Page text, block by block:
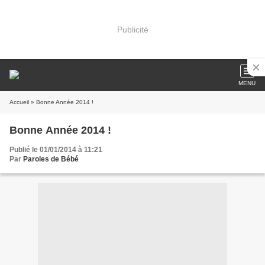
Publicité
MENU
Accueil » Bonne Année 2014 !
Bonne Année 2014 !
Publié le 01/01/2014 à 11:21
Par Paroles de Bébé